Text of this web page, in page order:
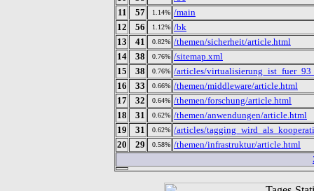
11
57 1.14% /main
12
56 1.12% /bk
13
41 0.82% /themen/sicherheit/article.html
14
38 0.76% /sitemap.xml
15
38 0.76% /articles/
16
33 0.66% /themen/middleware/article.html
17
32 0.64% /themen/forschung/article.html
18
31 0.62% /themen/anwendungen/article.html
19
31 0.62% /articles/
20
29 0.58% /themen/infrastruktur/article.html